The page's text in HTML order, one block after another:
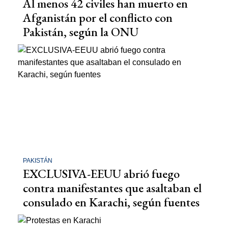
Al menos 42 civiles han muerto en
Afganistán por el conflicto con
Pakistán, según la ONU
PAKISTÁN
EXCLUSIVA-EEUU abrió fuego
contra manifestantes que asaltaban el
consulado en Karachi, según fuentes